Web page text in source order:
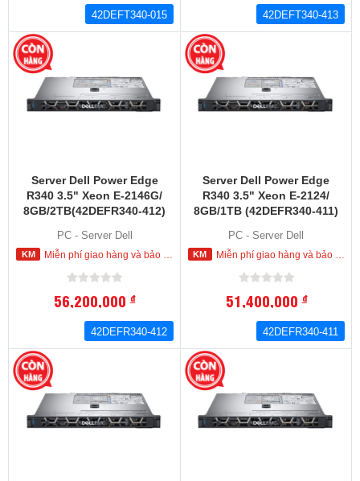
42DEFT340-015 42DEFT340-413
Server Dell Power Edge
R340 3.5" Xeon E-2146G/
8GB/2TB(42DEFR340-412)
PC - Server Dell
Miễn phí giao hàng và bảo hành tận nơi trong nội thành HCM
56,200,000đ
42DEFR340-412
Server Dell Power Edge
R340 3.5" Xeon E-2124/
8GB/1TB (42DEFR340-411)
PC - Server Dell
Miễn phí giao hàng và bảo hành tận nơi trong nội thành HCM
51,400,000đ
42DEFR340-411